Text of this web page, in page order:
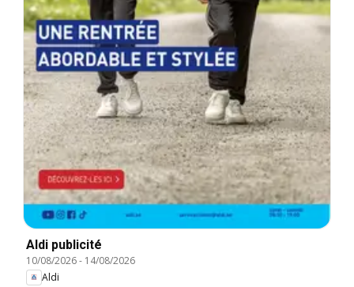
Aldi publicité
10/08/2026- 14/08/2026
Aldi